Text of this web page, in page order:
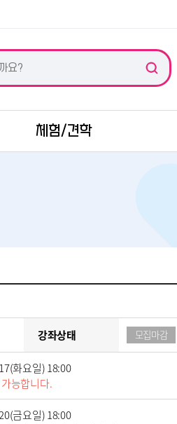
체험/견학
강좌상태 모집마감
화요일) 18:00
능합니다.
금요일) 18:00